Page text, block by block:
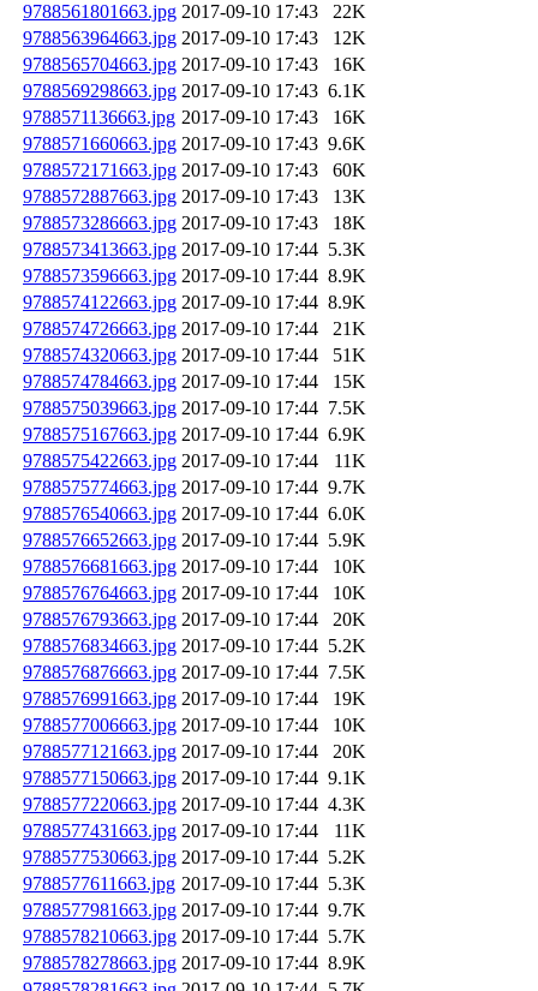
9788561801663.jpg 2017-09-10 17:43
22K
9788563964663.jpg 2017-09-10 17:43
12K
9788565704663.jpg 2017-09-10 17:43
16K
9788569298663.jpg 2017-09-10 17:43 6.1K
9788571136663.jpg 2017-09-10 17:43
16K
9788571660663.jpg 2017-09-10 17:43 9.6K
9788572171663.jpg 2017-09-10 17:43
60K
9788572887663.jpg 2017-09-10 17:43
13K
9788573286663.jpg 2017-09-10 17:43
18K
9788573413663.jpg 2017-09-10 17:44 5.3K
9788573596663.jpg 2017-09-10 17:44 8.9K
9788574122663.jpg 2017-09-10 17:44 8.9K
9788574726663.jpg 2017-09-10 17:44
21K
9788574320663.jpg 2017-09-10 17:44
51K
9788574784663.jpg 2017-09-10 17:44
15K
9788575039663.jpg 2017-09-10 17:44 7.5K
9788575167663.jpg 2017-09-10 17:44 6.9K
9788575422663.jpg 2017-09-10 17:44
11K
9788575774663.jpg 2017-09-10 17:44 9.7K
9788576540663.jpg 2017-09-10 17:44 6.0K
9788576652663.jpg 2017-09-10 17:44 5.9K
9788576681663.jpg 2017-09-10 17:44
10K
9788576764663.jpg 2017-09-10 17:44
10K
9788576793663.jpg 2017-09-10 17:44
20K
9788576834663.jpg 2017-09-10 17:44 5.2K
9788576876663.jpg 2017-09-10 17:44 7.5K
9788576991663.jpg 2017-09-10 17:44
19K
9788577006663.jpg 2017-09-10 17:44
10K
9788577121663.jpg 2017-09-10 17:44
20K
9788577150663.jpg 2017-09-10 17:44 9.1K
9788577220663.jpg 2017-09-10 17:44 4.3K
9788577431663.jpg 2017-09-10 17:44
11K
9788577530663.jpg 2017-09-10 17:44 5.2K
9788577611663.jpg 2017-09-10 17:44 5.3K
9788577981663.jpg 2017-09-10 17:44 9.7K
9788578210663.jpg 2017-09-10 17:44 5.7K
9788578278663.jpg 2017-09-10 17:44 8.9K